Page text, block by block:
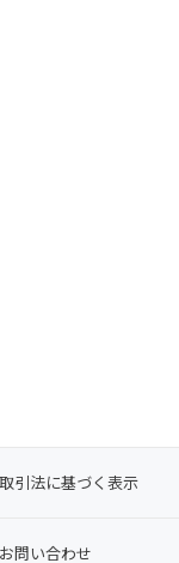
引法に基づく表示
お問い合わせ